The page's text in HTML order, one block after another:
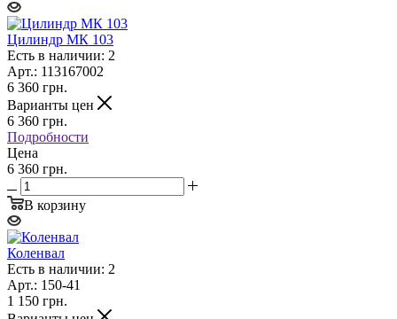
Цилиндр МК 103
Есть в наличии: 2
Арт.: 113167002
6 360 грн.
Варианты цен
6 360 грн.
Подробности
Цена
6 360 грн.
В корзину
Коленвал
Есть в наличии: 2
Арт.: 150-41
1 150 грн.